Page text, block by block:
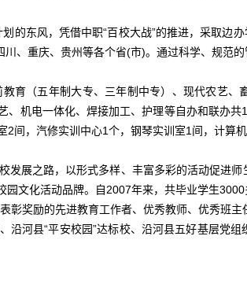
的东风，凭借中职“百校大战”的推进，采取边
、重庆、贵州等各个省(市)。通过科学、规范
育（五年制大专、三年制中专）、现代农艺
机电一体化、焊接加工、护理等自办和联办
间，汽修实训中心1个，钢琴实训室1间，计算
展之路，以形式多样、丰富多彩的活动促进
文化活动品牌。自2007年来，共毕业学生
彰奖励的先进教育工作者、优秀教师、优秀班
河县“平安校园”达标校、沿河县五好基层党